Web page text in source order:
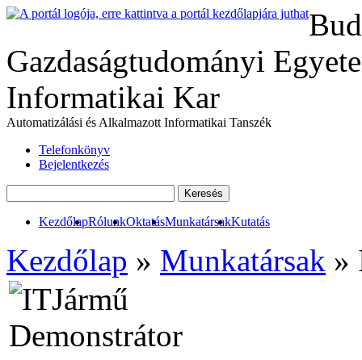
Gazdaságtudományi
Informatikai Kar
Automatizálási és Alkalmazott Informatikai Tanszék
Telefonkönyv
Bejelentkezés
KezdőlapRólunkOktatásMunkatársakKutatás
Kezdőlap » Munkatársak »